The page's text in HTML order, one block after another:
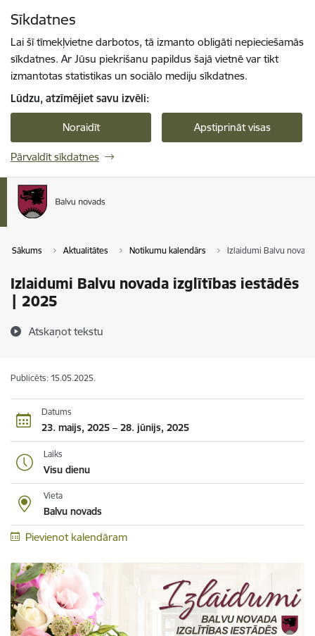
Sīkdatnes
Lai šī tīmekļvietne darbotos, tā izmanto obligāti nepieciešamās
sīkdatnes. Ar Jūsu piekrišanu papildus šajā vietnē var tikt
izmantotas statistikas un sociālo mediju sīkdatnes.
Lūdzu, atzīmējiet savu izvēli:
Noraidīt Apstiprināt visas
Pārvaldīt sīkdatnes
Sākums Aktualitātes Notikumu kalendārs Izlaidumi Balvu
Izlaidumi Balvu novada izglītības iestādēs
| 2025
Atskaņot tekstu
Publicēts: 15.05.2025.
Datums
23. maijs, 2025 – 28. jūnijs, 2025
Laiks
Visu dienu
Vieta
Balvu novads
Pievienot kalendāram